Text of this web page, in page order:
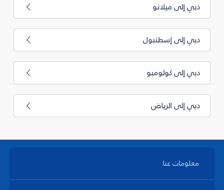
دبي إلى ميلانو
دبي إلى إسطنبول
دبي إلى كولومبو
دبي إلى الرياض
معلومات عنا